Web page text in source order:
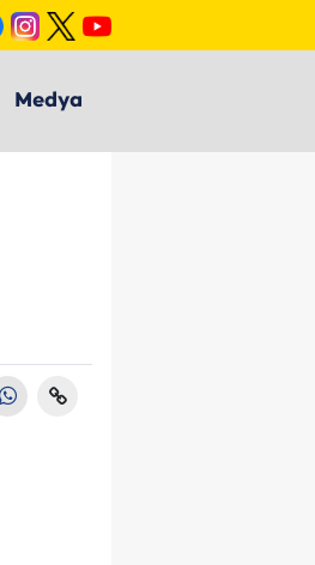
Medya